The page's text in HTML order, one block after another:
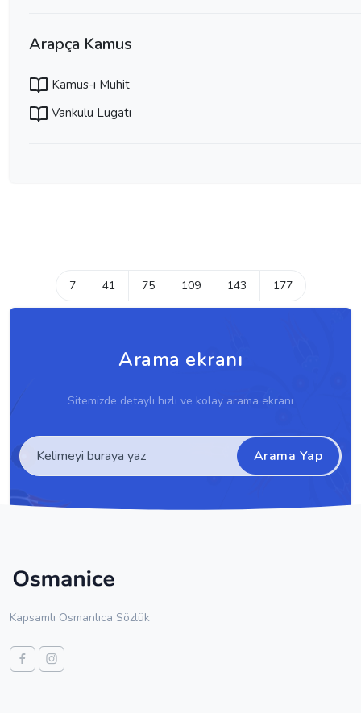
Arapça Kamus
Kamus-ı Muhit
Vankulu Lugatı
7 41 75 109 143 177
Arama ekranı
Sitemizde detaylı hızlı ve kolay arama ekranı
Arama Yap
Kapsamlı Osmanlıca Sözlük